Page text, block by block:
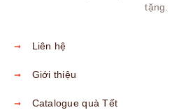
tặng.
Liên hệ
Giới thiệu
Catalogue quà Tết